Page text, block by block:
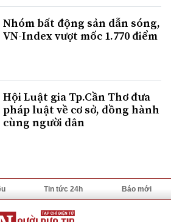
Nhóm bất động sản dẫn sóng,
VN-Index vượt mốc 1.770 điểm
Hội Luật gia Tp.Cần Thơ đưa
pháp luật về cơ sở, đồng hành
cùng người dân
Tin tức 24h Báo mới